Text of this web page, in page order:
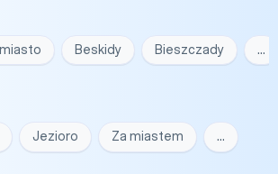
Beskidy Bieszczady …
Jezioro Za miastem …